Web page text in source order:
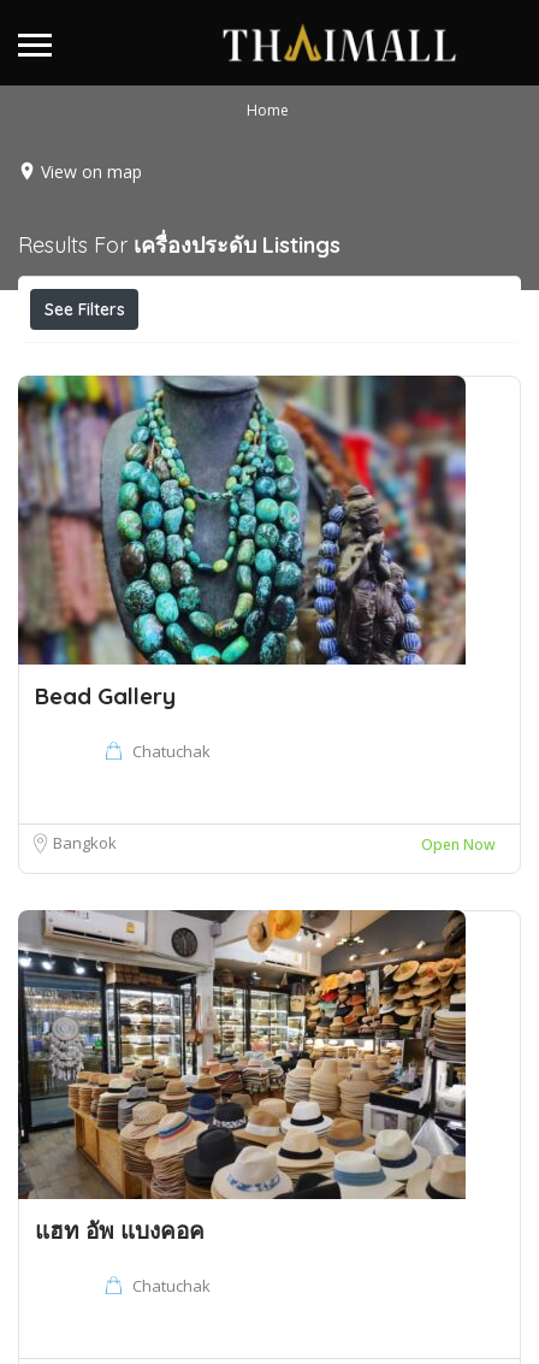
Home
View on map
Results For เครื่องประดับ Listings
See Filters
Bead Gallery
Chatuchak
Bangkok Open Now
แฮท อัพ แบงคอค
Chatuchak